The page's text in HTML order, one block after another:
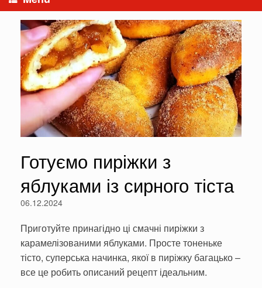
Готуємо пиріжки з
яблуками із сирного тіста
06.12.2024
Приготуйте принагідно ці смачні пиріжки з
карамелізованими яблуками. Просте тоненьке
тісто, суперська начинка, якої в пиріжку багацько –
все це робить описаний рецепт ідеальним.